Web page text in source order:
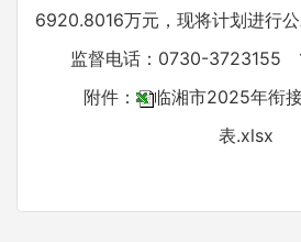
6920.8016万元，现将计划进行公
监督电话：0730-3723155
附件：
临湘市2025年衔
表.xlsx